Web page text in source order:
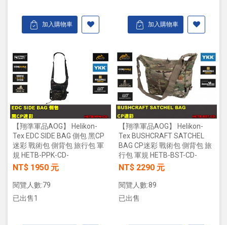
加入購物車 加入購物車
【翔準軍品AOG】 Helikon-
Tex EDC SIDE BAG 側包 黑CP
迷彩 戰術包 側背包 旅行包 軍
規 HETB-PPK-CD-
NT$ 1950 元
閱覽人數:79
已出售1
【翔準軍品AOG】 Helikon-
Tex BUSHCRAFT SATCHEL
BAG CP迷彩 戰術包 側背包 旅
行包 軍規 HETB-BST-CD-
NT$ 2290 元
閱覽人數:89
已出售